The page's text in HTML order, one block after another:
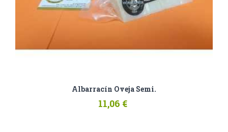
Albarracín Oveja Semi.
11,06 €